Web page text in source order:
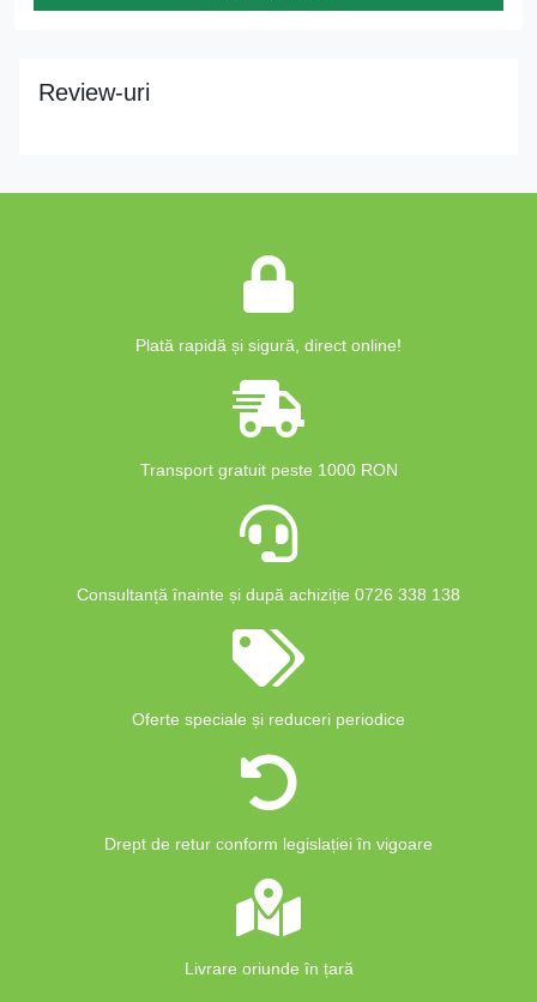
Review-uri
Plată rapidă și sigură, direct online!
Transport gratuit peste 1000 RON
Consultanță înainte și după achiziție 0726 338 138
Oferte speciale și reduceri periodice
Drept de retur conform legislației în vigoare
Livrare oriunde în țară